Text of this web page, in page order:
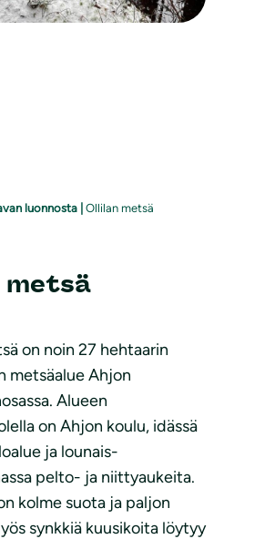
luonnosta Ollilan metsä
metsä
on noin 27 hehtaarin
metsäalue Ahjon
Alueen
on Ahjon koulu, idässä
ja lounais-
pelto- ja niittyaukeita.
kolme suota ja paljon
synkkiä kuusikoita löytyy